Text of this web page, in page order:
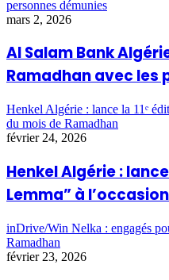
personnes démunies
mars 2, 2026
Al Salam Bank
Ramadhan avec les
Henkel Algérie : lance la 11ᵉ
du mois de Ramadhan
février 24, 2026
Henkel Algérie :
Lemma” à
inDrive/Win Nelka : engagés
Ramadhan
février 23, 2026